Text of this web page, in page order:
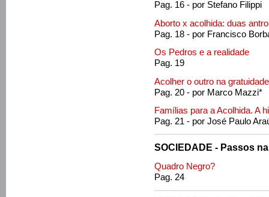
Pag. 16 - por Stefano Filippi
Aborto x acolhida: duas
Pag. 18 - por Francisco
Os Pedros e a realidade
Pag. 19
Acolher o outro na gratuidade
Pag. 20 - por Marco Mazzi*
Famílias para a Acolhida. A
Pag. 21 - por José Paulo
SOCIEDADE - Passos
Quadro Negro?
Pag. 24